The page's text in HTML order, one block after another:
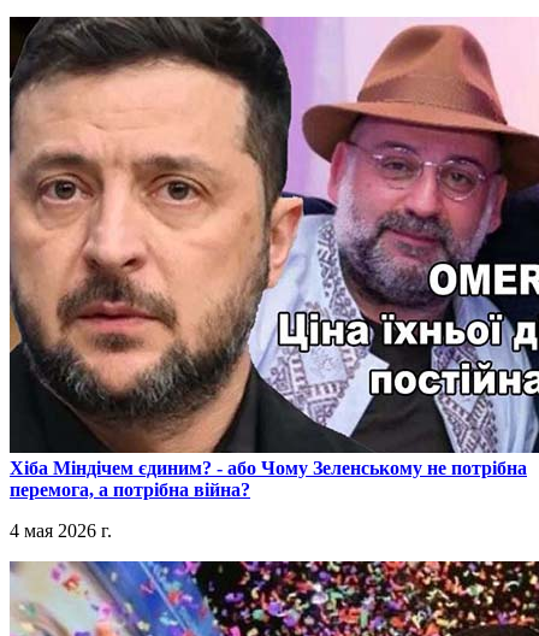
​Хіба Міндічем єдиним? - або Чому Зеленському не потрібна
перемога, а потрібна війна?
4 мая 2026 г.